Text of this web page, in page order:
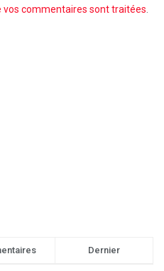
vos commentaires sont traitées
Dernier